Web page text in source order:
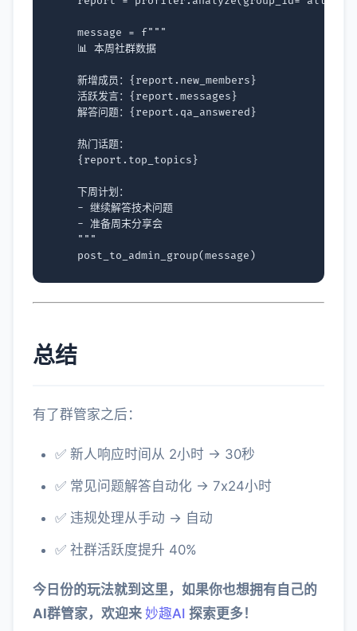
message = f"""
    📊 本周社群数据
    新增成员：
{ report . new_members }
    活跃发言：
{ report .messages }
    解答问题：
{ report . qa_answered }
    热门话题：
{ report . top_topics }
    下周计划：
    - 继续解答技术问题
    - 准备周末分享会
    """
post_to_admin_group(message )
总结
有了群管家之后：
✅ 新人响应时间从 2小时 → 30秒
✅ 常见问题解答自动化 → 7x24小时
✅ 违规处理从手动 → 自动
✅ 社群活跃度提升 40%
今日份的玩法就到这里，如果你也想拥有自己的
AI群管家，欢迎来 妙趣AI 探索更多！